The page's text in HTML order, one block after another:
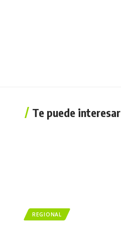
Te puede interesar
REGIONAL